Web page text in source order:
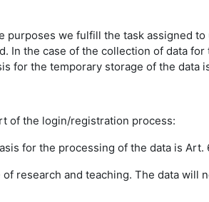
we fulfill the task assigned to
In the case of the collection of data
for the temporary storage of the data
of the login/registration process:
for the processing of the data is Art.
research and teaching. The data will